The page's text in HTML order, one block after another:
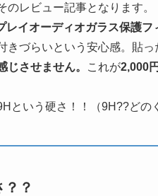
レビュー記事となります。
イオーディオガラス保護フ
づらいという安心感。貼っ
じさせません。
これが2,000
という硬さ！！（9H??どの
？？